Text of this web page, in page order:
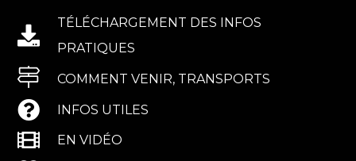
TÉLÉCHARGEMENT DES INFOS
PRATIQUES
COMMENT VENIR, TRANSPORTS
INFOS UTILES
EN VIDÉO